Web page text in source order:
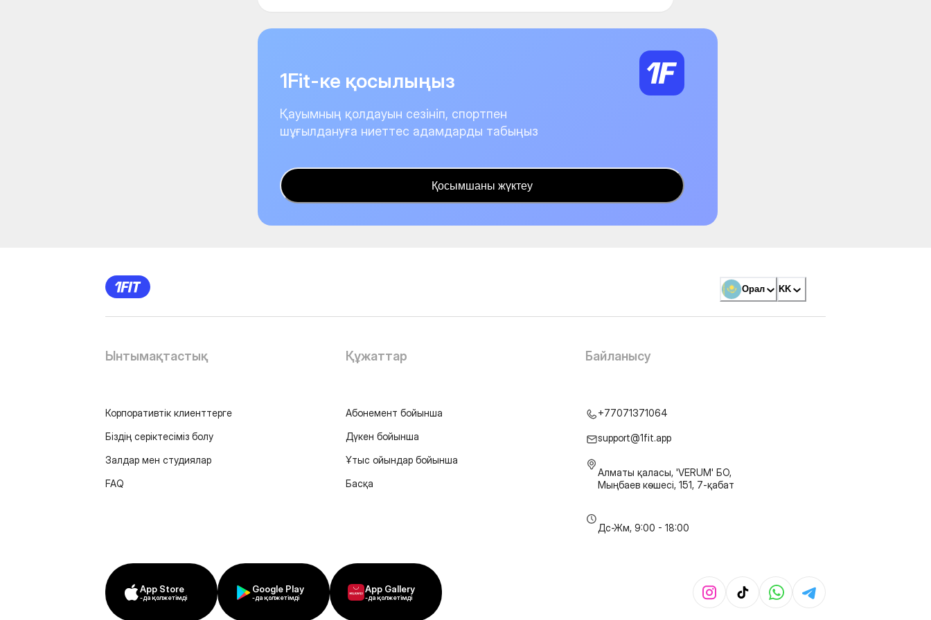
1Fit-ке қосылыңыз
Қауымның қолдауын сезініп, спортпен
шұғылдануға ниеттес адамдарды табыңыз
Қосымшаны жүктеу
Орал KK
Ынтымақтастық
Корпоративтік клиенттерге
Біздің серіктесіміз болу
Залдар мен студиялар
FAQ
Құжаттар
Абонемент бойынша
Дүкен бойынша
Ұтыс ойындар бойынша
Басқа
Байланысу
+77071371064
support@1fit.app
Алматы қаласы, 'VERUM' БО,
Мыңбаев көшесі, 151, 7-қабат
Дс-Жм, 9:00 - 18:00
App Store
-да қолжетімді
Google Play
-да қолжетімді
App Gallery
-да қолжетімді